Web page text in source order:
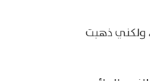
ولكني ذهبت